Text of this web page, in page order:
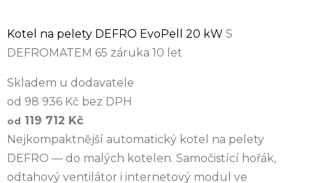
Kotel na pelety DEFRO EvoPell 20 kW S
DEFROMATEM 65 záruka 10 let
Skladem u dodavatele
od 98 936 Kč bez DPH
od 119 712 Kč
Nejkompaktnější automatický kotel na pelety
DEFRO — do malých kotelen. Samočistící hořák,
odtahový ventilátor i internetový modul ve